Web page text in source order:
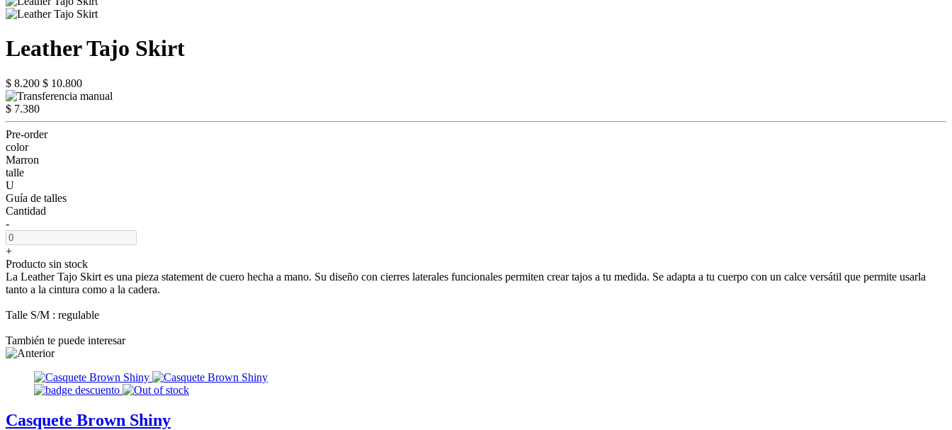
Leather Tajo Skirt
$ 8.200 $ 10.800
$ 7.380
Pre-order
color
Marron
talle
U
Guía de talles
Cantidad
-
+
Producto sin stock
La Leather Tajo Skirt es una pieza statement de cuero hecha a mano. Su diseño con cierres laterales funcionales permiten crear tajos a tu medida. Se adapta a tu cuerpo con un calce versátil que permite usarla
tanto a la cintura como a la cadera.
Talle S/M : regulable
También te puede interesar
Casquete Brown Shiny